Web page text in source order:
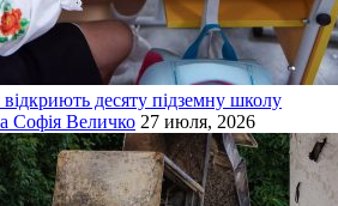
десяту підземну школу
Софія Величко 27 июля, 2026